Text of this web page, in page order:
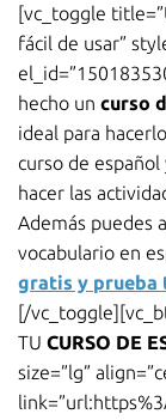
[vc_toggle
fácil de usar”
hecho un curso
ideal para
curso de español
hacer las
Además puedes
vocabulario en
gratis y prueba
[/
TU CURSO DE
size=”lg”